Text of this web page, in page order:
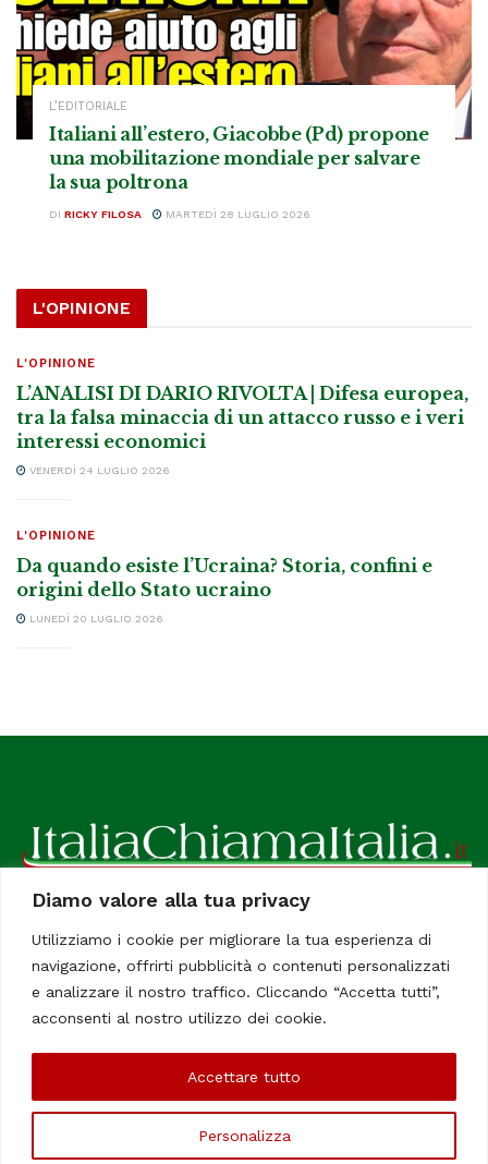
Diamo valore alla tua privacy
Utilizziamo i cookie per migliorare la tua esperienza di
navigazione, offrirti pubblicità o contenuti personalizzati
e analizzare il nostro traffico. Cliccando “Accetta tutti”,
acconsenti al nostro utilizzo dei cookie.
Personalizza
Accettare tutto
L’EDITORIALE
Italiani all’estero, Giacobbe (Pd) propone
una mobilitazione mondiale per salvare
la sua poltrona
DI RICKY FILOSA MARTEDÌ 28 LUGLIO 2026
L'OPINIONE
L'OPINIONE
L’ANALISI DI DARIO RIVOLTA | Difesa europea,
tra la falsa minaccia di un attacco russo e i veri
interessi economici
VENERDÌ 24 LUGLIO 2026
L'OPINIONE
Da quando esiste l’Ucraina? Storia, confini e
origini dello Stato ucraino
LUNEDÌ 20 LUGLIO 2026
ItaliaChiamaItalia, il TUO quotidiano online preferito.
Dedicato in particolare a tutti gli italiani residenti all'estero.
Tutti i diritti sono riservati. Quotidiano online indipendente
Le Firme
©Copyright 2006/2020 - ItaliaChiamaItalia